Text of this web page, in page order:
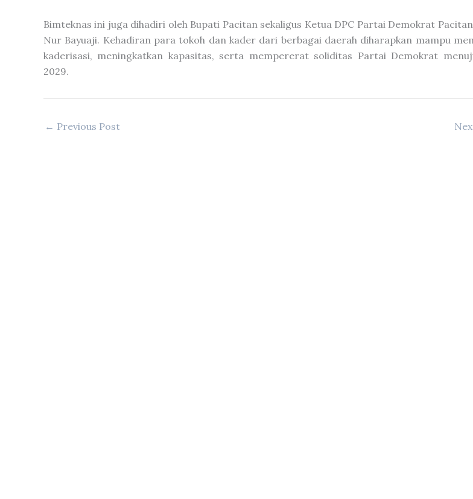
Bimteknas ini juga dihadiri oleh Bupati Pacitan sekaligus Ketua DPC Partai Demokrat
Nur Bayuaji. Kehadiran para tokoh dan kader dari berbagai daerah diharapkan mampu
kaderisasi, meningkatkan kapasitas, serta mempererat soliditas Partai Demokrat
2029.
← Previous Post